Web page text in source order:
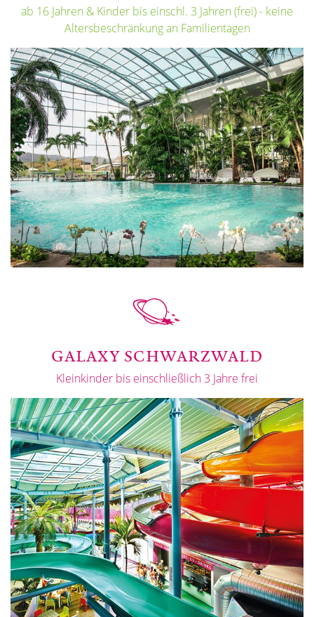
ab 16 Jahren & Kinder bis einschl. 3 Jahren (frei) - keine
Altersbeschränkung an Familientagen
GALAXY SCHWARZWALD
Kleinkinder bis einschließlich 3 Jahre frei